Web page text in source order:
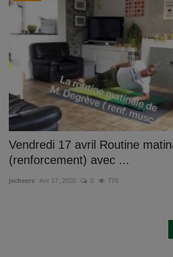
Vendredi 17 avril Routine
(renforcement) avec ...
jscheers Avr 17, 2020 0 776